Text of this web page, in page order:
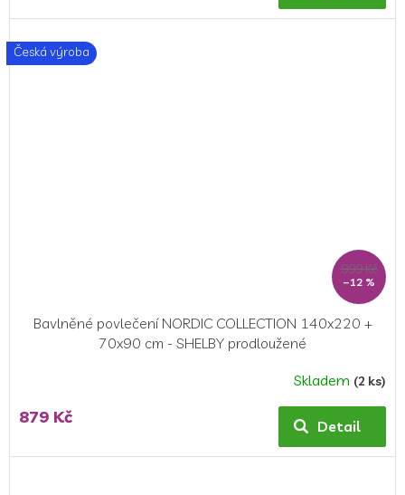
Česká výroba
999 Kč
–12 %
Bavlněné povlečení NORDIC COLLECTION 140x220 +
70x90 cm - SHELBY prodloužené
Skladem (2 ks)
879 Kč Detail